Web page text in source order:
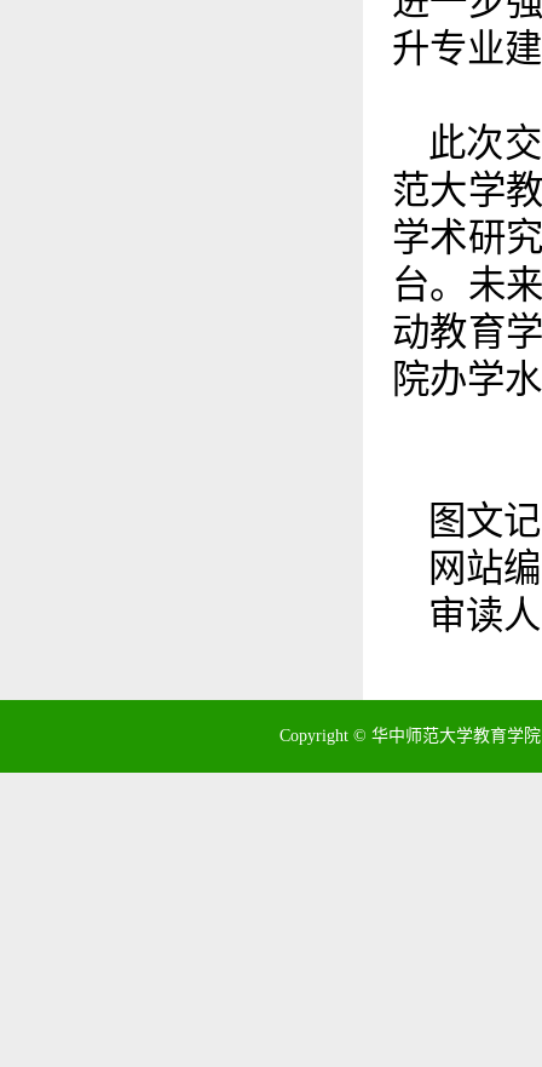
升专业
此次
范大学
学术研
台。未
动教育
院办学
图文
网站
审读
Copyright © 华中师范大学教育学院